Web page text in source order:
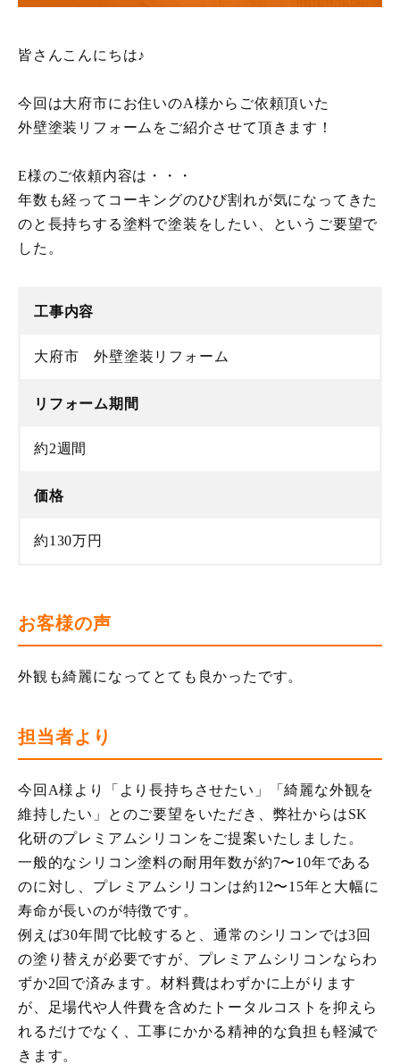
皆さんこんにちは♪
今回は大府市にお住いのA様からご依頼頂いた
外壁塗装リフォームをご紹介させて頂きます！
E様のご依頼内容は・・・
年数も経ってコーキングのひび割れが気になってきた
のと長持ちする塗料で塗装をしたい、というご要望で
した。
工事内容
大府市 外壁塗装リフォーム
リフォーム期間
約2週間
価格
約130万円
お客様の声
外観も綺麗になってとても良かったです。
担当者より
今回A様より「より長持ちさせたい」「綺麗な外観を
維持したい」とのご要望をいただき、弊社からはSK
化研のプレミアムシリコンをご提案いたしました。
一般的なシリコン塗料の耐用年数が約7〜10年である
のに対し、プレミアムシリコンは約12〜15年と大幅に
寿命が長いのが特徴です。
例えば30年間で比較すると、通常のシリコンでは3回
の塗り替えが必要ですが、プレミアムシリコンならわ
ずか2回で済みます。材料費はわずかに上がります
が、足場代や人件費を含めたトータルコストを抑えら
れるだけでなく、工事にかかる精神的な負担も軽減で
きます。